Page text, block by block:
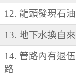
12. 龍頭發現石
13. 地下水換自
14. 管路內有退
路